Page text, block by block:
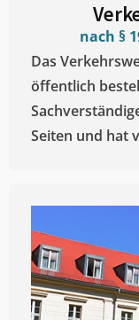
nach §
Das
öffentlich
Seiten und hat